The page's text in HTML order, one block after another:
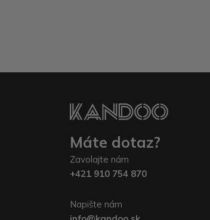
Máte dotaz?
Zavolajte nám
+421 910 754 870
Napište nám